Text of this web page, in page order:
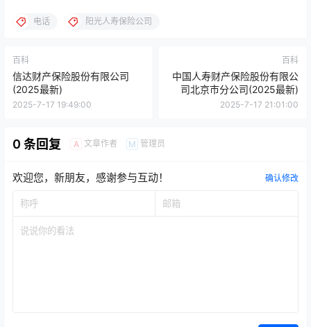
电话 阳光人寿保险公司
百科
信达财产保险股份有限公司
(2025最新)
2025-7-17 19:49:00
百科
中国人寿财产保险股份有限公
司北京市分公司(2025最新)
2025-7-17 21:01:00
0 条回复 A 文章作者 M 管理员
欢迎您，新朋友，感谢参与互动！ 确认修改